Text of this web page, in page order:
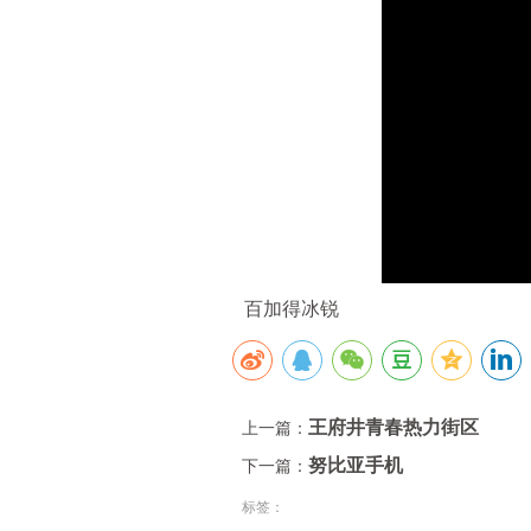
百加得冰锐
上一篇： 王府井青春热力街区
下一篇：努比亚手机
标签：